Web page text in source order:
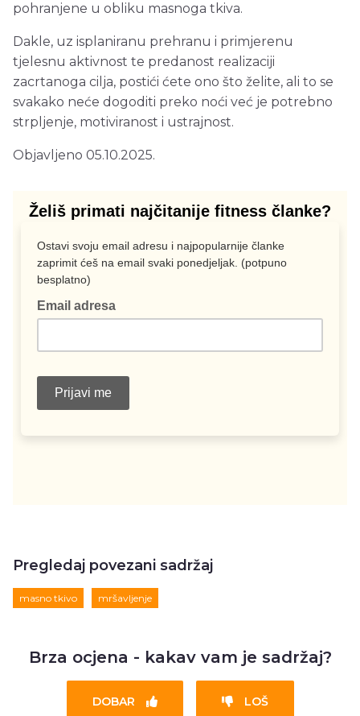
pohranjene u obliku masnoga tkiva.
Dakle, uz isplaniranu prehranu i primjerenu
tjelesnu aktivnost te predanost realizaciji
zacrtanoga cilja, postići ćete ono što želite, ali to se
svakako neće dogoditi preko noći već je potrebno
strpljenje, motiviranost i ustrajnost.
Objavljeno 05.10.2025.
Pregledaj povezani sadržaj
masno tkivo mršavljenje
Brza ocjena - kakav vam je sadržaj?
DOBAR LOŠ